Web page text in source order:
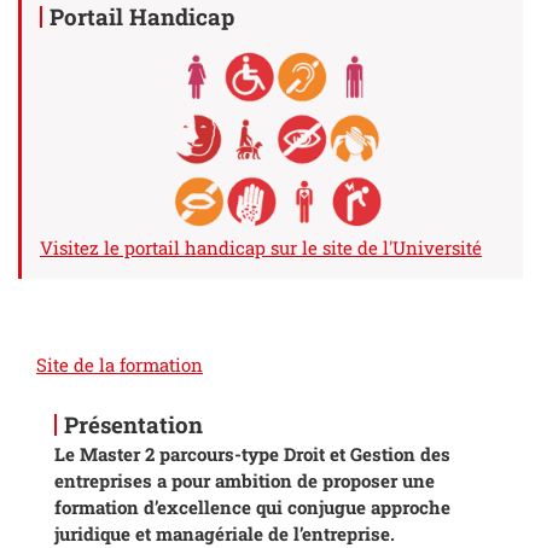
Portail Handicap
Visitez le portail handicap sur le site de l'Université
Site de la formation
Présentation
Le Master 2 parcours-type Droit et Gestion des
entreprises a pour ambition de proposer une
formation d’excellence qui conjugue approche
juridique et managériale de l’entreprise.